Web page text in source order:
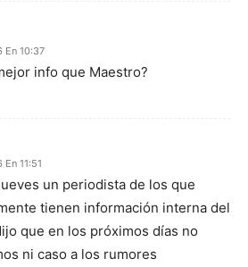
En 10:37
info que Maestro?
11:51
un periodista de los que
tienen información interna del
que en los próximos días no
ni caso a los rumores